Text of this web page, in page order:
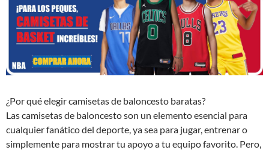
¿Por qué elegir camisetas de baloncesto baratas?
Las camisetas de baloncesto son un elemento esencial para
cualquier fanático del deporte, ya sea para jugar, entrenar o
simplemente para mostrar tu apoyo a tu equipo favorito. Pero,